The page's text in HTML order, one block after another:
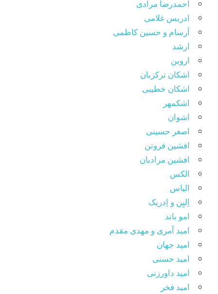
احمدرضا مرادی
ادریس غلامی
اَرسام و حسین کاظمی
ارشد
اروین
اشکان ترکزبان
اشکان خطیبی
اشکمهر
اشوان
اصغر حسینی
افشین فروتن
افشین مرادیان
الکس
الیاس
اِلیِن و اِدریک
امو باند
امید آمری و مهدی مقدم
امید جهان
امید حسنی
امید داورزنی
امید فخر